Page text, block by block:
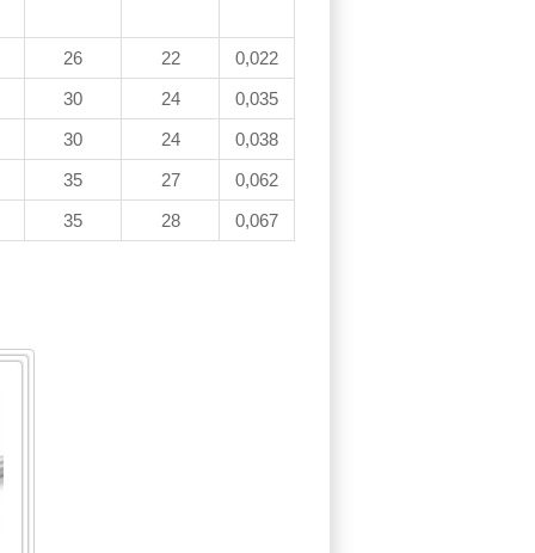
26 22
0,022
30
24
0,035
30
24
0,038
35
27
0,062
35
28 0,067